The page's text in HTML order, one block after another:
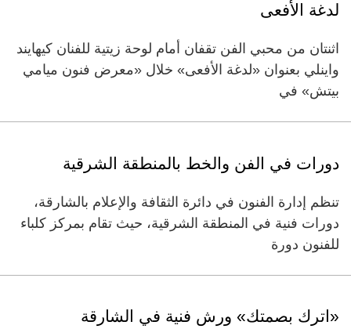
لدغة الأفعى
اثنتان من محبي الفن تقفان أمام لوحة زيتية للفنان كيهايند
واينلي بعنوان «لدغة الأفعى» خلال «معرض فنون ميامي
بيتش» في
دورات في الفن والخط بالمنطقة الشرقية
تنظم إدارة الفنون في دائرة الثقافة والإعلام بالشارقة،
دورات فنية في المنطقة الشرقية، حيث تقام بمركز كلباء
للفنون دورة
«اترك بصمتك» ورش فنية في الشارقة